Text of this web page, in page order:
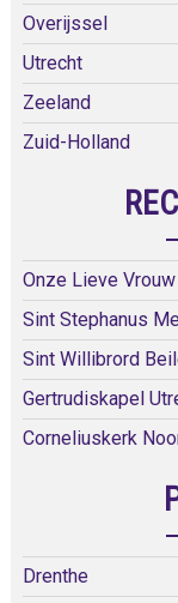
Overijssel
Utrecht
Zeeland
Zuid-Holland
Onze Lieve
Sint Stephanus
Sint Willibrord
Gertrudiskapel
Corneliuskerk
Drenthe